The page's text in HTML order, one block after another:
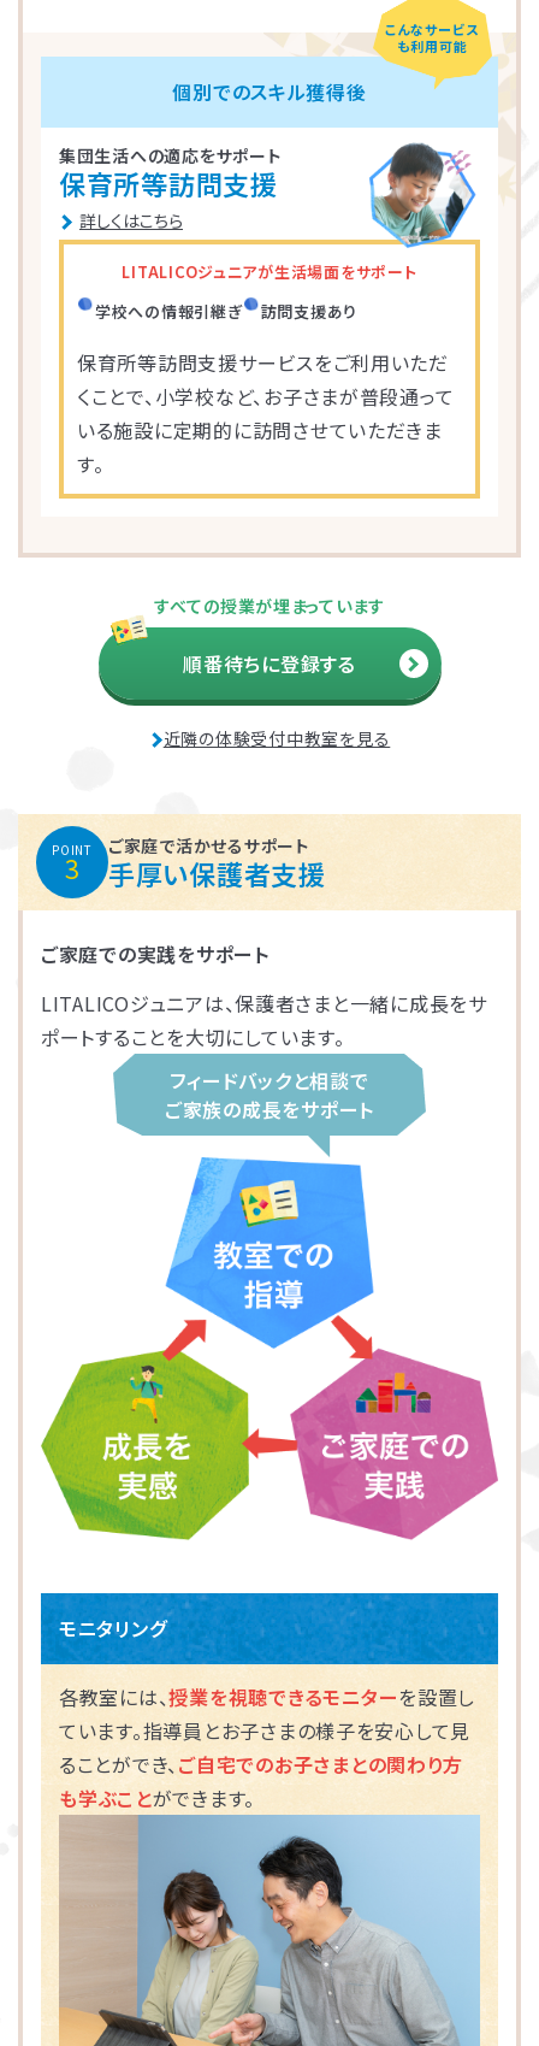
こんなサービス
も利用可能
個別でのスキル獲得後
集団生活への適応をサポート
保育所等訪問支援
詳しくはこちら
LITALICOジュニアが生活場面をサポート
学校への情報引継ぎ
訪問支援あり
保育所等訪問支援サービスをご利用いただ
くことで、小学校など、お子さまが普段通って
いる施設に定期的に訪問させていただきま
す。
すべての授業が埋まっています
順番待ちに登録する
近隣の体験受付中教室を見る
POINT
3
ご家庭で活かせるサポート
手厚い保護者支援
ご家庭での実践をサポート
LITALICOジュニアは、保護者さまと一緒に成長をサ
ポートすることを大切にしています。
フィードバックと相談で
ご家族の成長をサポート
モニタリング
各教室には、授業を視聴できるモニターを設置し
ています。指導員とお子さまの様子を安心して見
ることができ、ご自宅でのお子さまとの関わり方
も学ぶことができます。
LITALICOジュニア
茨城エリアの教室一覧
つくば市
児童発達支援
児童発達支援
LITALICOジュニア つくば教室
LITALICOジュニア
埼玉エリアの教室一覧
さいたま市浦和区
朝霞市
川口市
さいたま市見沼区
さいたま市緑区
三郷市
新座市
戸田市
富士見市
蕨市
さいたま市北区
所沢市
越谷市
志木市
LITALICOジュニア
千葉エリアの教室一覧
船橋市
浦安市
松戸市
八千代市
市川市
流山市
千葉市中央区
LITALICOジュニア
東京エリアの教室一覧
武蔵野市
豊島区
世田谷区
新宿区
足立区
日野市
目黒区
江戸川区
千代田区
西東京市
八王子市
町田市
品川区
江東区
立川市
杉並区
板橋区
荒川区
LITALICOジュニア
神奈川エリアの教室一覧
川崎市川崎区
横浜市港北区
横浜市戸塚区
相模原市中央区
川崎市中原区
厚木市
茅ケ崎市
藤沢市
相模原市緑区
横浜市神奈川区
横浜市磯子区
川崎市多摩区
横浜市緑区
川崎市高津区
横浜市金沢区
横浜市中区
横浜市都筑区
横浜市西区
横浜市青葉区
相模原市
LITALICOジュニア
愛知エリアの教室一覧
名古屋市名東区
名古屋市北区
名古屋市千種区
名古屋市緑区
名古屋市瑞穂区
名古屋市中村区
LITALICOジュニア
静岡エリアの教室一覧
静岡市駿河区
児童発達支援
児童発達支援
LITALICOジュニア 静岡教室
LITALICOジュニア
三重エリアの教室一覧
四日市市
放課後等デイサービス
児童発達支援
LITALICOジュニア 四日市教室
LITALICOジュニア
大阪エリアの教室一覧
寝屋川市
大阪市住之江区
堺市北区
高槻市
東大阪市
摂津市
大阪市平野区
堺市西区
堺市堺区
大阪市住吉区
門真市向島町
大阪市東淀川区
枚方市
大阪市中央区
大阪市阿倍野区
大阪市北区
大阪市都島区
LITALICOジュニア
兵庫エリアの教室一覧
神戸市東灘区
神戸市垂水区
神戸市長田区
姫路市
西宮市
神戸市中央区
LITALICOジュニア
京都エリアの教室一覧
京都市下京区
京都市東山区
LITALICOジュニア
奈良エリアの教室一覧
奈良市
北葛城郡王寺町
LITALICOジュニア
宮城エリアの教室一覧
仙台市太白区
児童発達支援
仙台市青葉区
児童発達支援
LITALICOジュニア
LITALICOジュニア
広島エリアの教室一覧
広島市中区
児童発達支援
広島市南区
児童発達支援
LITALICOジュニア
LITALICOジュニア
福岡エリアの教室一覧
北九州市
福岡市城南区
福岡市早良区
福岡市西区
福岡市東区
春日市
太宰府市
福岡市中央区